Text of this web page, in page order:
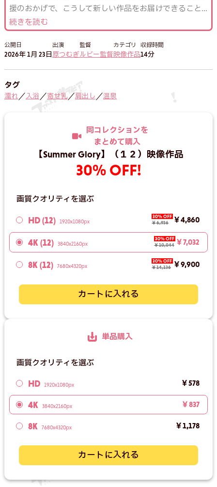
援のおかげで、こうして新しい作品をお届けできること...
続きを読む
公開日
2026年 1月 23日
出演
原つむぎ
監督
ルビー監督
カテゴリ
映像作品
収録時間
14分
タグ
濡れ／ 入浴 ／寄せ乳／肩出し ／温泉
同コレクションを
まとめて購入
【Summer Glory】（１２）映像作品
30% OFF!
画質クオリティを選ぶ
HD (12) 1920x1080px
30% OFF
￥6,936
￥4,860
4K (12) 3840x2160px
30% OFF
￥10,044 ￥7,032
8K (12) 7680x4320px
30% OFF
￥14,136
￥9,900
カートに入れる
単品購入
画質クオリティを選ぶ
HD 1920x1080px ￥578
4K 3840x2160px ￥837
8K 7680x4320px ￥1,178
カートに入れる